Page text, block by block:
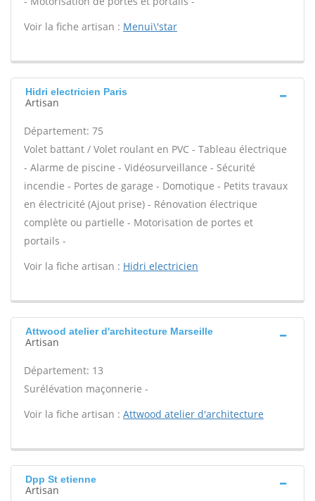
Voir la fiche artisan : Menui\'star
Hidri electricien Paris
Artisan
Département: 75
Volet battant / Volet roulant en PVC - Tableau électrique
- Alarme de piscine - Vidéosurveillance - Sécurité
incendie - Portes de garage - Domotique - Petits travaux
en électricité (Ajout prise) - Rénovation électrique
complète ou partielle - Motorisation de portes et
portails -
Voir la fiche artisan : Hidri electricien
Attwood atelier d'architecture Marseille
Artisan
Département: 13
Surélévation maçonnerie -
Voir la fiche artisan : Attwood atelier d'architecture
Dpp St etienne
Artisan